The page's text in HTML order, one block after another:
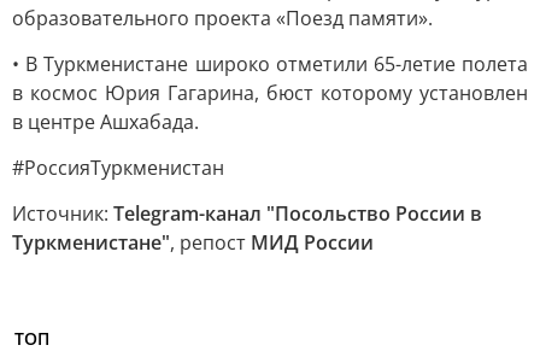
образовательного проекта «Поезд памяти».
• В Туркменистане широко отметили 65-летие полета
в космос Юрия Гагарина, бюст которому установлен
в центре Ашхабада.
#РоссияТуркменистан
Источник: Telegram-канал "Посольство России в
Туркменистане", репост МИД России
ТОП